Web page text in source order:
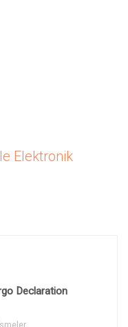
Elektronik
Declaration